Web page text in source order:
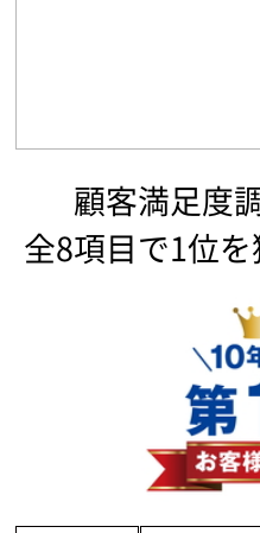
顧客満足度
全8項目で1位を